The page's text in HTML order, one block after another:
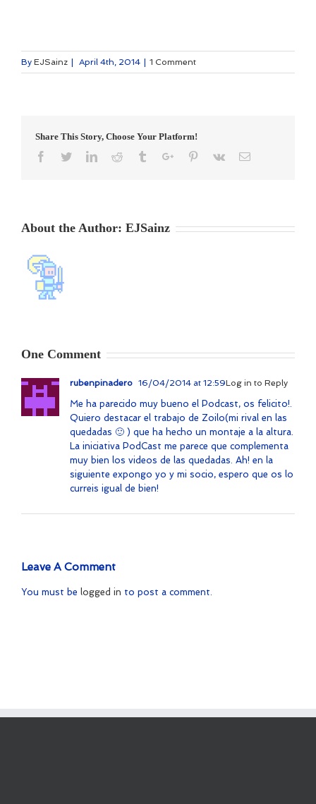
By EJSainz April 4th, 2014 1 Comment
Share This Story, Choose Your Platform!
Facebook
TwitterLinkedinReddit TumblrGoogle+Pinterest
Vk Email
About the Author: EJSainz
One Comment
rubenpinadero 16/04/2014 at 12:59Log in to Reply
Me ha parecido muy bueno el Podcast, os felicito!.
Quiero destacar el trabajo de Zoilo(mi rival en las
quedadas 🙂 ) que ha hecho un montaje a la altura.
La iniciativa PodCast me parece que complementa
muy bien los videos de las quedadas. Ah! en la
siguiente expongo yo y mi socio, espero que os lo
curreis igual de bien!
Leave A Comment
You must be logged in to post a comment.